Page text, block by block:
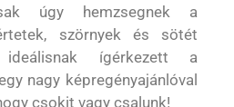
úgy hemzsegnek a
szörnyek és sötét
ígérkezett a
nagy képregényajánlóval
csokit vagy csalunk!